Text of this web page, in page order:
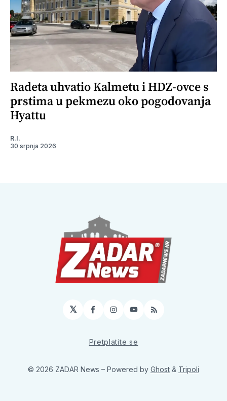
Radeta uhvatio Kalmetu i HDZ-ovce s
prstima u pekmezu oko pogodovanja
Hyattu
R.I.
30 srpnja 2026
𝕏 Facebook
Instagram
YouTube
RSS
Pretplatite se
© 2026 ZADAR News – Powered by Ghost & Tripoli